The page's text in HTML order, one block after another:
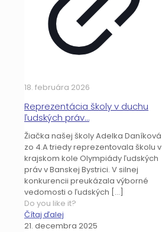
18. februára 2026
Reprezentácia školy v duchu
ľudských práv…
Žiačka našej školy Adelka Daníková
zo 4.A triedy reprezentovala školu v
krajskom kole Olympiády ľudských
práv v Banskej Bystrici. V silnej
konkurencii preukázala výborné
vedomosti o ľudských […]
Do you like it?
Čítaj ďalej
21. decembra 2025